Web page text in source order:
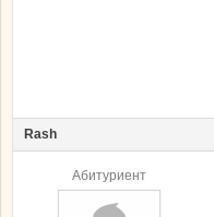
Rash
Абитуриент